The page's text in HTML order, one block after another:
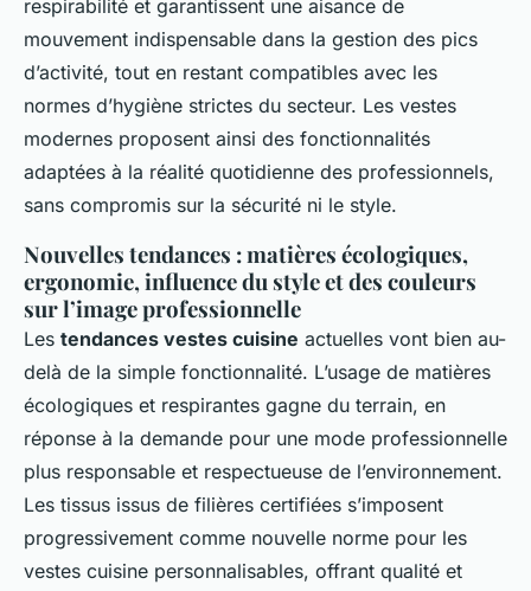
respirabilité et garantissent une aisance de
mouvement indispensable dans la gestion des pics
d’activité, tout en restant compatibles avec les
normes d’hygiène strictes du secteur. Les vestes
modernes proposent ainsi des fonctionnalités
adaptées à la réalité quotidienne des professionnels,
sans compromis sur la sécurité ni le style.
Nouvelles tendances : matières écologiques,
ergonomie, influence du style et des couleurs
sur l’image professionnelle
Les tendances vestes cuisine actuelles vont bien au-
delà de la simple fonctionnalité. L’usage de matières
écologiques et respirantes gagne du terrain, en
réponse à la demande pour une mode professionnelle
plus responsable et respectueuse de l’environnement.
Les tissus issus de filières certifiées s’imposent
progressivement comme nouvelle norme pour les
vestes cuisine personnalisables, offrant qualité et